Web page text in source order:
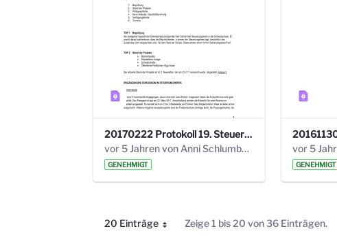
20170222 Protokoll 19. Steuerungskreis.pdf
vor 5 Jahren von Anni Schlumberger
GENEHMIGT GENEHMIGT
20 Einträge
Pro Seite Zeige 1 bis 20 von 36 Einträgen.